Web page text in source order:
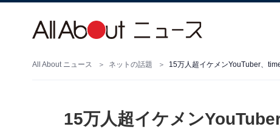
All About ニュース ネットの話題
15万人超イケメン